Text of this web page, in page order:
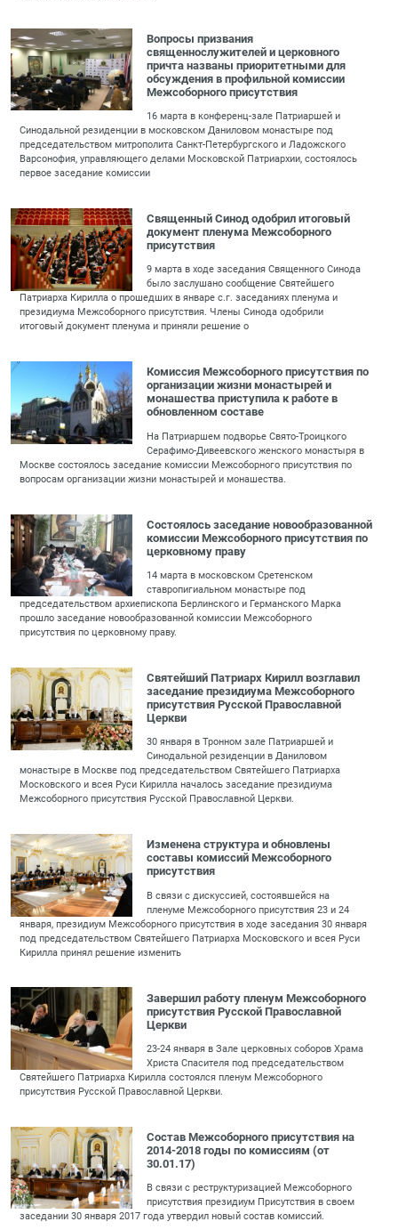
Вопросы призвания
священнослужителей и церковного
причта названы приоритетными для
обсуждения в профильной комиссии
Межсоборного присутствия
16 марта в конференц-зале Патриаршей и
Синодальной резиденции в московском Даниловом монастыре под
председательством митрополита Санкт-Петербургского и Ладожского
Варсонофия, управляющего делами Московской Патриархии, состоялось
первое заседание комиссии
Священный Синод одобрил итоговый
документ пленума Межсоборного
присутствия
9 марта в ходе заседания Священного Синода
было заслушано сообщение Святейшего
Патриарха Кирилла о прошедших в январе с.г. заседаниях пленума и
президиума Межсоборного присутствия. Члены Синода одобрили
итоговый документ пленума и приняли решение о
Комиссия Межсоборного присутствия по
организации жизни монастырей и
монашества приступила к работе в
обновленном составе
На Патриаршем подворье Свято-Троицкого
Серафимо-Дивеевского женского монастыря в
Москве состоялось заседание комиссии Межсоборного присутствия по
вопросам организации жизни монастырей и монашества.
Состоялось заседание новообразованной
комиссии Межсоборного присутствия по
церковному праву
14 марта в московском Сретенском
ставропигиальном монастыре под
председательством архиепископа Берлинского и Германского Марка
прошло заседание новообразованной комиссии Межсоборного
присутствия по церковному праву.
Святейший Патриарх Кирилл возглавил
заседание президиума Межсоборного
присутствия Русской Православной
Церкви
30 января в Тронном зале Патриаршей и
Синодальной резиденции в Даниловом
монастыре в Москве под председательством Святейшего Патриарха
Московского и всея Руси Кирилла началось заседание президиума
Межсоборного присутствия Русской Православной Церкви.
Изменена структура и обновлены
составы комиссий Межсоборного
присутствия
В связи с дискуссией, состоявшейся на
пленуме Межсоборного присутствия 23 и 24
января, президиум Межсоборного присутствия в ходе заседания 30 января
под председательством Святейшего Патриарха Московского и всея Руси
Кирилла принял решение изменить
Завершил работу пленум Межсоборного
присутствия Русской Православной
Церкви
23-24 января в Зале церковных соборов Храма
Христа Спасителя под председательством
Святейшего Патриарха Кирилла состоялся пленум Межсоборного
присутствия Русской Православной Церкви.
Состав Межсоборного присутствия на
2014-2018 годы по комиссиям (от
30.01.17)
В связи с реструктуризацией Межсоборного
присутствия президиум Присутствия в своем
заседании 30 января 2017 года утвердил новый состав комиссий.